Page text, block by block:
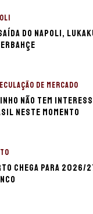
do Napoli,
DE MERCADO
não tem
neste momento
chega para 2026/